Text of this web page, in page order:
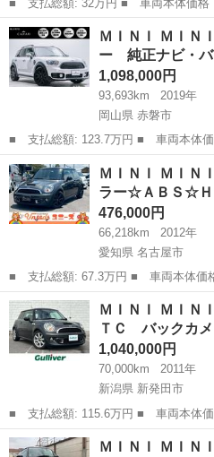
■ 支払総額: 32万円 ■ 車両本体価格： 200,000 円 ■ メーカー
名： ＭＩＮＩ ■ 車種名： ＭＩＮ
ー マニュアル キーレス ＥＴＣ
数： 3...
神奈川 厚木市
ＭＩＮＩ ＭＩＮ
ー 純正ナビ・
1,098,000円
93,693km
2019年
岡山県 赤磐市
■ 支払総額: 123.7万円 ■ 車両本体価格： 1,098,000 円 ■ メーカ
ー名： ＭＩＮＩ ■ 車種名： ＭＩ
ーＤ クロスオーバー 純正ナビ・バ
ジェント...
岡山 赤磐市
ＭＩＮＩ ＭＩＮ
ラー☆ＡＢＳ☆
476,000円
66,218km
2012年
愛知県 名古屋市
■ 支払総額: 67.3万円 ■ 車両本体価格： 476,000 円 ■ メーカー
名： ＭＩＮＩ ■ 車種名： ＭＩＮ
Ｓ ☆電動格納ミラー☆ＡＢＳ☆ＨＩ
ボ車☆ハーフ...
愛知 名古屋市
ＭＩＮＩ ＭＩ
ＴＣ バックカ
1,040,000円
70,000km
2011年
新潟県 新発田市
■ 支払総額: 115.6万円 ■ 車両本体価格： 1,040,000 円 ■ メーカ
ー名： ＭＩＮＩ ■ 車種名： ＭＩ
ーＳ 社外ナビ ＥＴＣ バックカメ
新潟 新発田市
ＭＩＮＩ ＭＩＮ